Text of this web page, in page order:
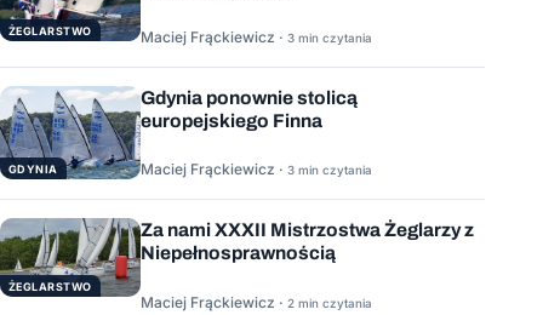
ŻEGLARSTWO Maciej Frąckiewicz · 3 min czytania
GDYNIA
Gdynia ponownie stolicą
europejskiego Finna
Maciej Frąckiewicz · 3 min czytania
ŻEGLARSTWO
Za nami XXXII Mistrzostwa Żeglarzy z
Niepełnosprawnością
Maciej Frąckiewicz · 2 min czytania